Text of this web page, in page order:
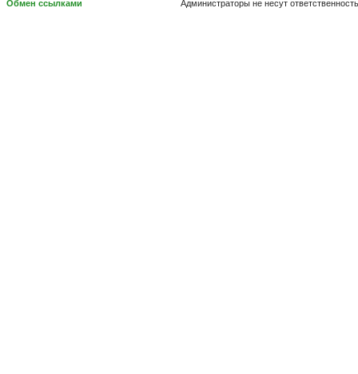
Администраторы не несут
Обмен ссылками